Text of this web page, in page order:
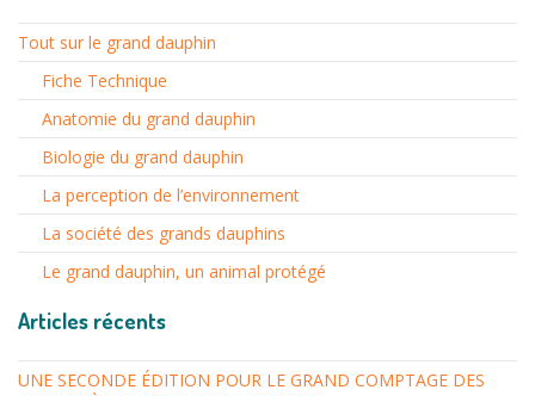
articles
Tout sur le grand dauphin
Fiche Technique
Anatomie du grand dauphin
Biologie du grand dauphin
La perception de l’environnement
La société des grands dauphins
Le grand dauphin, un animal protégé
Articles récents
UNE SECONDE ÉDITION POUR LE GRAND COMPTAGE DES